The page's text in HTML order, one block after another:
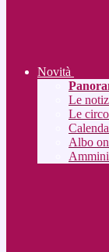
Novità
Le
Le
Albo